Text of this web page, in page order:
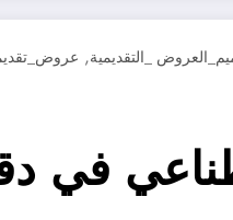
_التقديمية,
في